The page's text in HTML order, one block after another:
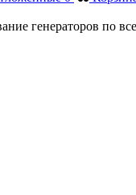
генераторов по